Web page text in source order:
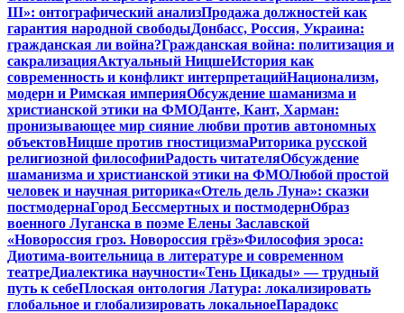
III»: онтографический анализПродажа должностей как
гарантия народной свободыДонбасс, Россия, Украина:
гражданская ли война?Гражданская война: политизация и
сакрализацияАктуальный НицшеИстория как
современность и конфликт интерпретацийНационализм,
модерн и Римская империяОбсуждение шаманизма и
христианской этики на ФМОДанте, Кант, Харман:
пронизывающее мир сияние любви против автономных
объектовНицше против гностицизмаРиторика русской
религиозной философииРадость читателяОбсуждение
шаманизма и христианской этики на ФМОЛюбой простой
человек и научная риторика«Отель дель Луна»: сказки
постмодернаГород Бессмертных и постмодернОбраз
военного Луганска в поэме Елены Заславской
«Новороссия гроз. Новороссия грёз»Философия эроса:
Диотима-воительница в литературе и современном
театреДиалектика научности«Тень Цикады» — трудный
путь к себеПлоская онтология Латура: локализировать
глобальное и глобализировать локальноеПарадокс